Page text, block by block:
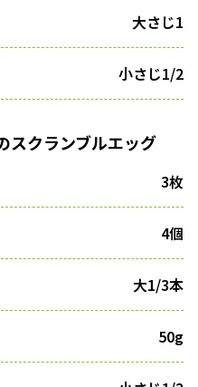
大さじ1
小さじ1/2
スクランブルエッグ
3枚
4個
大1/3本
50g